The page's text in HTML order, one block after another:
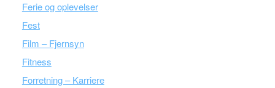
Ferie og oplevelser
Fest
Film – Fjernsyn
Fitness
Forretning – Karriere